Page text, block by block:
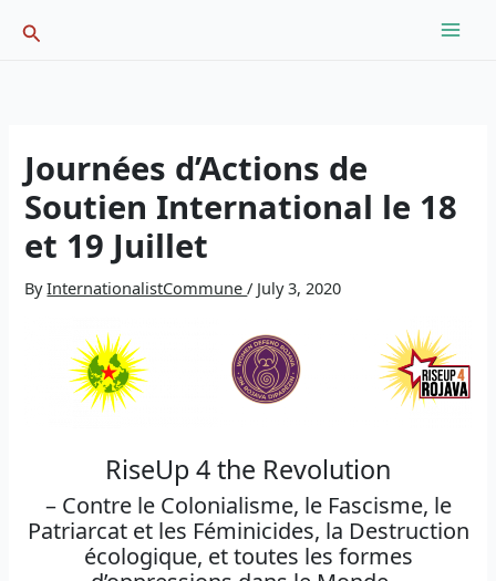
Search
Journées d’Actions de
Soutien International le 18
et 19 Juillet
ByInternationalistCommune/ July 3, 2020
RiseUp 4 the Revolution
– Contre le Colonialisme, le Fascisme, le
Patriarcat et les Féminicides, la Destruction
écologique, et toutes les formes